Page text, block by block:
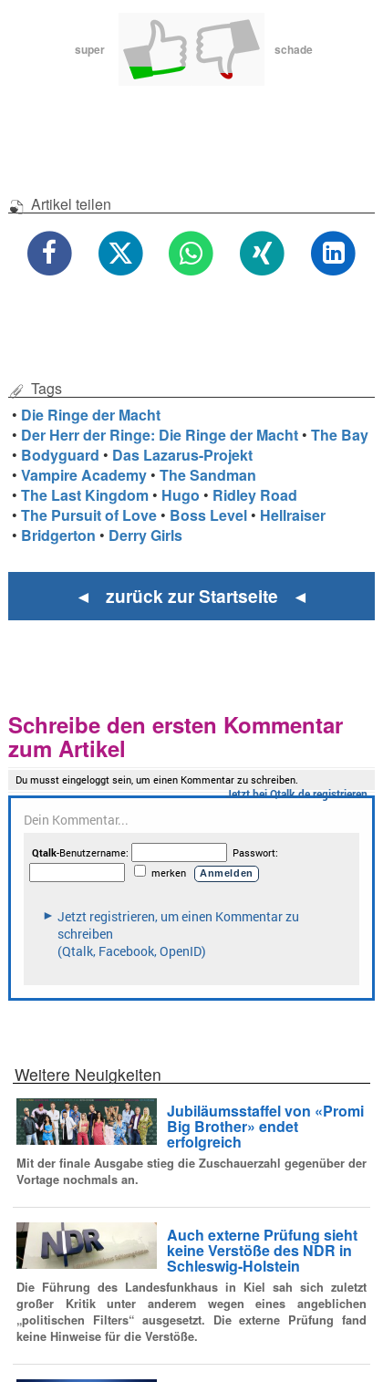
super schade
Artikel teilen
Tags
• Die Ringe der Macht
• Der Herr der Ringe: Die Ringe der Macht •The Bay
• Bodyguard • Das Lazarus-Projekt
•Vampire Academy •The Sandman
•The Last Kingdom • Hugo • Ridley Road
•The Pursuit of Love • Boss Level • Hellraiser
• Bridgerton • Derry Girls
◄ zurück zur Startseite ◄
Schreibe den ersten Kommentar
zum Artikel
Weitere Neuigkeiten
Jubiläumsstaffel von «Promi
Big Brother» endet
erfolgreich
Mit der finale Ausgabe stieg die Zuschauerzahl gegenüber der
Vortage nochmals an.
Auch externe Prüfung sieht
keine Verstöße des NDR in
Schleswig-Holstein
Die Führung des Landesfunkhaus in Kiel sah sich zuletzt
großer Kritik unter anderem wegen eines angeblichen
„politischen Filters“ ausgesetzt. Die externe Prüfung fand
keine Hinweise für die Verstöße.